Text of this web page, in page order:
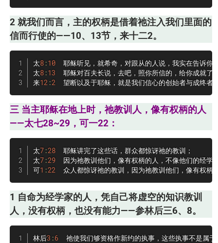
2 就我们而言，主的权柄是借着祂注入我们里面的
信而行使的——10、13节，来十二2。
太8 :10
耶稣听见，就希奇，对跟从的人说，我实在告诉你
太8 :13
耶稣对百夫长说，去吧，照你所信的，给你成就了
来12 :2
望断以及于耶稣，就是我们信心的创始者与成终者
三 当主耶稣在地上时，祂教训人，像有权柄的人
——太七28~29，可一22：
太7 :28
  耶稣讲完了这些话，群众都惊讶祂的教训；
太7 :29
因为祂教训他们，像有权柄的人，不像他们的经学
可1 :22
众人都惊讶祂的教训，因为祂教训他们，像有权柄
1 自命为经学家的人，凭自己将虚空的知识教训
人，没有权柄，也没有能力——参林后三6、8。
林后3 :6
祂使我们够资格作新约的执事，这些执事不是属